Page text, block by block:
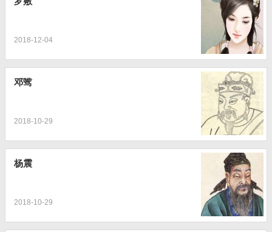
2018-12-04
邓骘
2018-10-29
杨震
2018-10-29